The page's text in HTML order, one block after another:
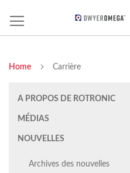
Home Carrière
A PROPOS DE ROTRONIC
MÉDIAS
NOUVELLES
Archives des nouvelles